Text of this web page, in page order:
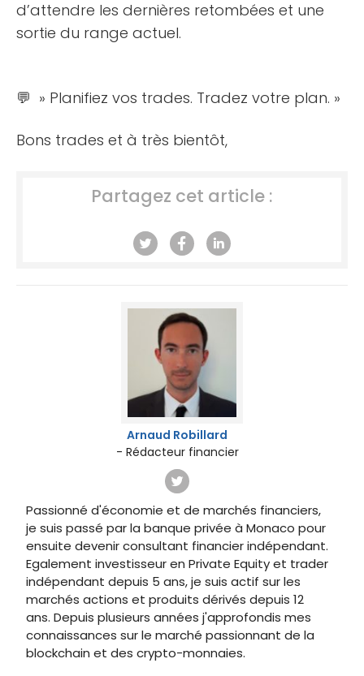
d’attendre les dernières retombées et une
sortie du range actuel.
💬 » Planifiez vos trades. Tradez votre plan. »
Bons trades et à très bientôt,
Partagez cet article :
Arnaud Robillard
- Rédacteur financier
Passionné d'économie et de marchés financiers,
je suis passé par la banque privée à Monaco pour
ensuite devenir consultant financier indépendant.
Egalement investisseur en Private Equity et trader
indépendant depuis 5 ans, je suis actif sur les
marchés actions et produits dérivés depuis 12
ans. Depuis plusieurs années j'approfondis mes
connaissances sur le marché passionnant de la
blockchain et des crypto-monnaies.